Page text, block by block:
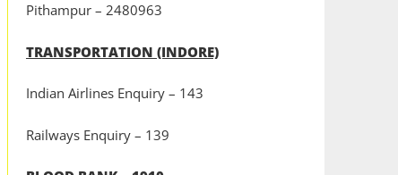
Pithampur – 2480963
TRANSPORTATION (INDORE)
Indian Airlines Enquiry – 143
Railways Enquiry – 139